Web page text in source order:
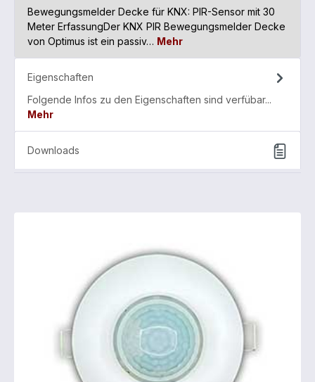
Bewegungsmelder Decke für KNX: PIR-Sensor mit 30
Meter ErfassungDer KNX PIR Bewegungsmelder Decke
von Optimus ist ein passiv… Mehr
Eigenschaften
Folgende Infos zu den Eigenschaften sind verfübar...
Mehr
Downloads